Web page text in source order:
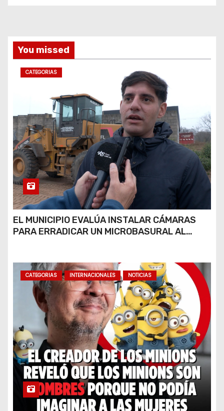
You missed
CATEGORIAS
EL MUNICIPIO EVALÚA INSTALAR CÁMARAS
PARA ERRADICAR UN MICROBASURAL AL
CATEGORIAS INTERNACIONALES NOTICIAS